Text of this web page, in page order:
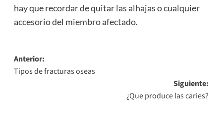
hay que recordar de quitar las alhajas o cualquier
accesorio del miembro afectado.
Navegación
de
Anterior:
Tipos de fracturas oseas
Siguiente:
¿Que produce las caries?